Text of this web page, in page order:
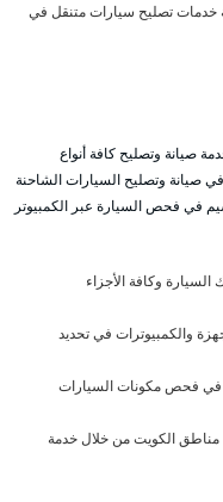
خدمات تصليح سيارات متنقل في
صيانة وتصليح كافة أنواع
في صيانة وتصليح السيارات الشاحنة
في فحص السيارة عبر الكمبيوتر
وكافة الأجزاء
والكمبيوترات في تحديد
في فحص مكونات السيارات
الكويت من خلال خدمة